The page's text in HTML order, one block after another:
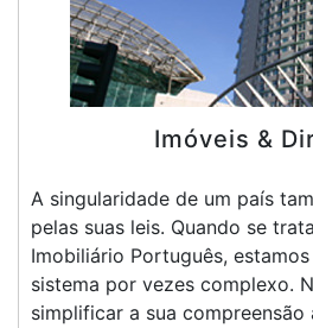
Imóveis &
A singularidade de um país
pelas suas leis. Quando se
Imobiliário Português,
sistema por vezes complexo.
simplificar a sua compreensão